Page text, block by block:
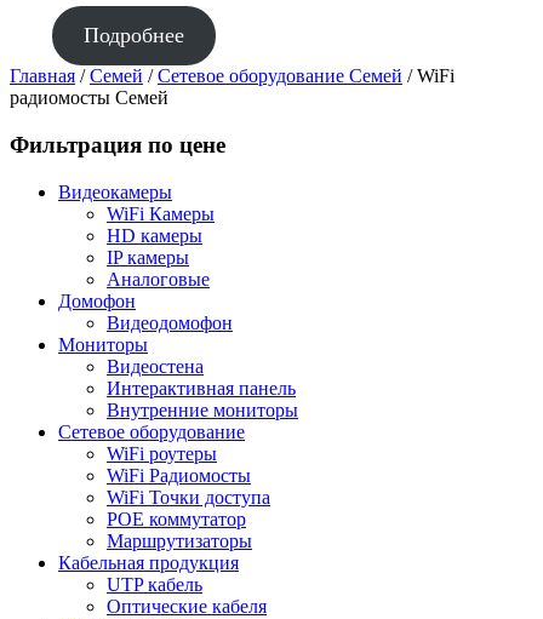
Подробнее
Главная /Семей /Сетевое оборудование Семей / WiFi
радиомосты Семей
Фильтрация по цене
Видеокамеры
WiFi Камеры
HD камеры
IP камеры
Аналоговые
Домофон
Видеодомофон
Мониторы
Видеостена
Интерактивная панель
Внутренние мониторы
Сетевое оборудование
WiFi роутеры
WiFi Радиомосты
WiFi Точки доступа
POE коммутатор
Маршрутизаторы
Кабельная продукция
UTP кабель
Оптические кабеля